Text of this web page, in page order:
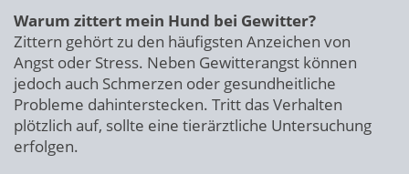
Warum zittert mein Hund bei Gewitter?
Zittern gehört zu den häufigsten Anzeichen von
Angst oder Stress. Neben Gewitterangst können
jedoch auch Schmerzen oder gesundheitliche
Probleme dahinterstecken. Tritt das Verhalten
plötzlich auf, sollte eine tierärztliche Untersuchung
erfolgen.